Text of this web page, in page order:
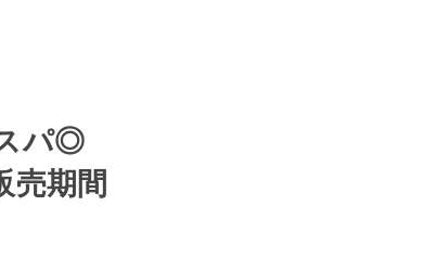
パ◎
売期間